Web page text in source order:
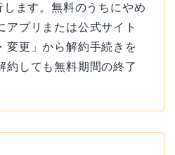
ます。無料のうちにやめ
アプリまたは公式サイト
変更」から解約手続きを
約しても無料期間の終了